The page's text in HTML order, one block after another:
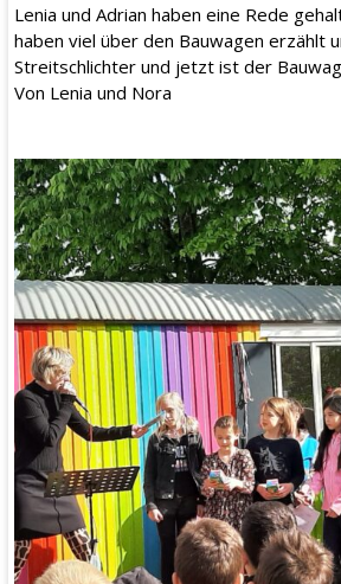
Lenia und Adrian haben eine Rede
haben viel über den Bauwagen erzählt
Streitschlichter und jetzt ist der
Von Lenia und Nora